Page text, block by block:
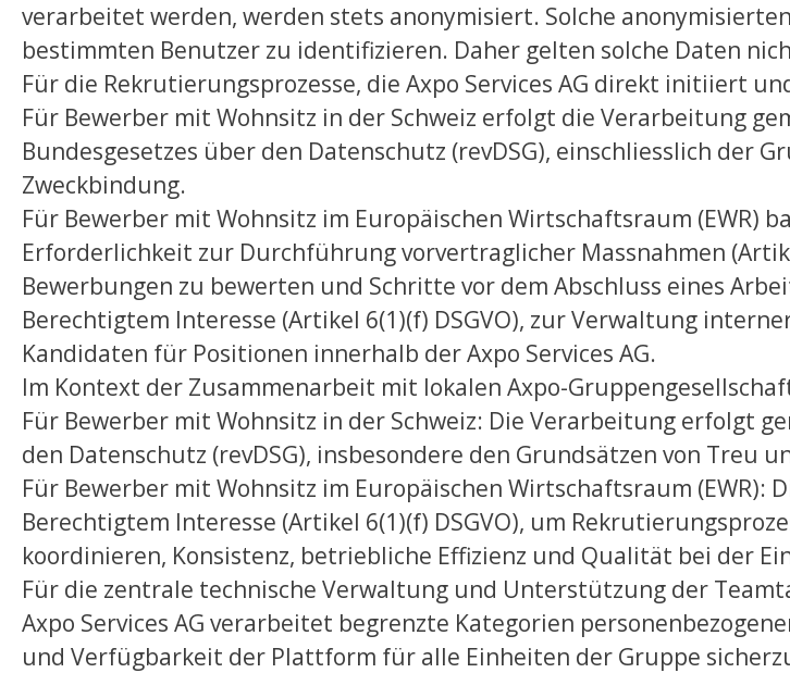
verarbeitet werden, werden stets anonymisiert. Solche
bestimmten Benutzer zu identifizieren. Daher gelten solche Daten
Für die Rekrutierungsprozesse, die Axpo Services AG direkt initiiert
Für Bewerber mit Wohnsitz in der Schweiz erfolgt die Verarbeitung
Bundesgesetzes über den Datenschutz (revDSG), einschliesslich der
Zweckbindung.
Für Bewerber mit Wohnsitz im Europäischen Wirtschaftsraum (EWR)
Erforderlichkeit zur Durchführung vorvertraglicher Massnahmen
Bewerbungen zu bewerten und Schritte vor dem Abschluss eines
Berechtigtem Interesse (Artikel 6(1)(f) DSGVO), zur Verwaltung
Kandidaten für Positionen innerhalb der Axpo Services AG.
Im Kontext der Zusammenarbeit mit lokalen Axpo-
Für Bewerber mit Wohnsitz in der Schweiz: Die Verarbeitung erfolgt
den Datenschutz (revDSG), insbesondere den Grundsätzen von Treu
Für Bewerber mit Wohnsitz im Europäischen Wirtschaftsraum (EWR):
Berechtigtem Interesse (Artikel 6(1)(f) DSGVO), um
koordinieren, Konsistenz, betriebliche Effizienz und Qualität bei der
Für die zentrale technische Verwaltung und Unterstützung der
Axpo Services AG verarbeitet begrenzte Kategorien
und Verfügbarkeit der Plattform für alle Einheiten der Gruppe